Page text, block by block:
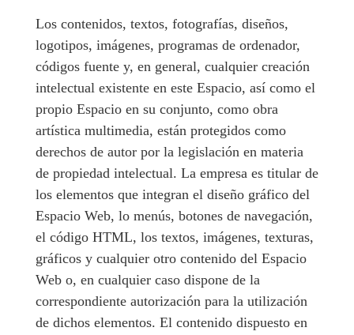
Los contenidos, textos, fotografías, diseños,
logotipos, imágenes, programas de ordenador,
códigos fuente y, en general, cualquier creación
intelectual existente en este Espacio, así como el
propio Espacio en su conjunto, como obra
artística multimedia, están protegidos como
derechos de autor por la legislación en materia
de propiedad intelectual. La empresa es titular de
los elementos que integran el diseño gráfico del
Espacio Web, lo menús, botones de navegación,
el código HTML, los textos, imágenes, texturas,
gráficos y cualquier otro contenido del Espacio
Web o, en cualquier caso dispone de la
correspondiente autorización para la utilización
de dichos elementos. El contenido dispuesto en